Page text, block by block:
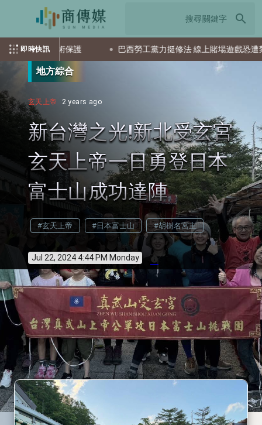
search
即時快訊
術保護 巴西勞工黨力挺修法 線上賭場遊戲恐遭禁
地方綜合
玄天上帝 2 years ago
新台灣之光!新北受玄宮
玄天上帝一日勇登日本
富士山成功達陣
#玄天上帝 #日本富士山 #胡樹名宮主
Jul 22, 2024 4:44 PM Monday info